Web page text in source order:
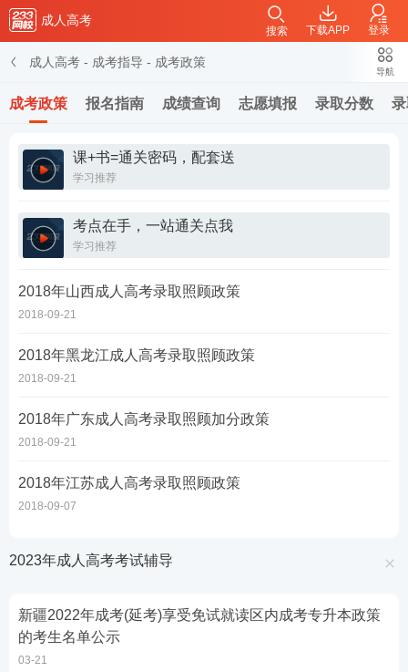
成人高考
下载APP 登录
搜索
成人高考 - 成考指导 - 成考政策
成考政策 报名指南 成绩查询 志愿填报 录取分数
导航
课+书=通关密码，配套送
学习推荐
考点在手，一站通关点我
学习推荐
2018年山西成人高考录取照顾政策
2018-09-21
2018年黑龙江成人高考录取照顾政策
2018-09-21
2018年广东成人高考录取照顾加分政策
2018-09-21
2018年江苏成人高考录取照顾政策
2018-09-07
2023年成人高考考试辅导
新疆2022年成考(延考)享受免试就读区内成考专升本政策
的考生名单公示
03-21